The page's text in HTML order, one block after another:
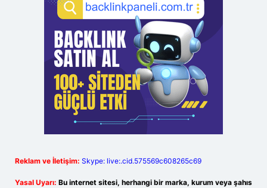
Reklam ve İletişim: Skype: live:.cid.575569c608265c69
Yasal Uyarı: Bu internet sitesi, herhangi bir marka, kurum veya şahıs